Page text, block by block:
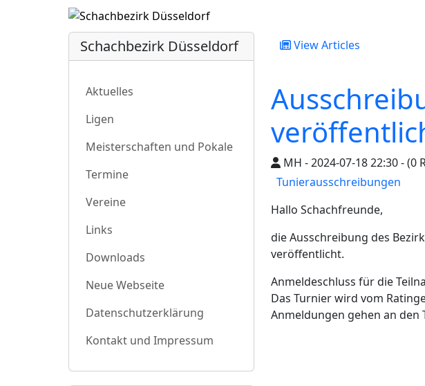
View Articles
MH - 2024-07-18 22:30 - (0
Tunierausschreibungen
Hallo Schachfreunde,
die Ausschreibung des
veröffentlicht.
Anmeldeschluss für die
Das Turnier wird vom
Anmeldungen gehen an den
Schachbezirk Düsseldorf
Aktuelles
Ligen
Meisterschaften und Pokale
Termine
Vereine
Links
Downloads
Neue Webseite
Datenschutzerklärung
Kontakt und Impressum